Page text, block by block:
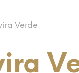
Verde